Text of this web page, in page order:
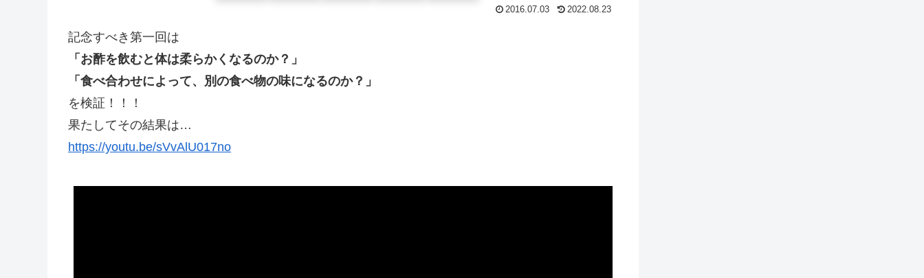
2016.07.03 2022.08.23
記念すべき第一回は
「お酢を飲むと体は柔らかくなるのか？」
「食べ合わせによって、別の食べ物の味になるのか？」
を検証！！！
果たしてその結果は…
https://youtu.be/sVvAlU017no